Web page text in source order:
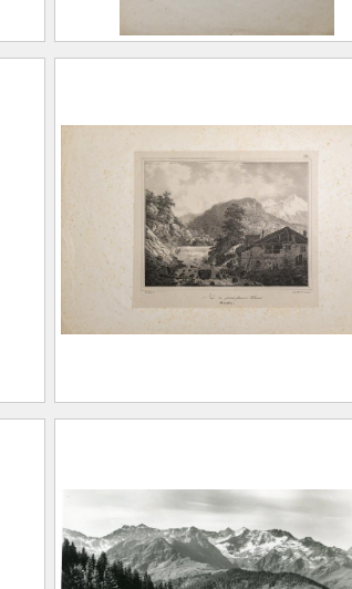
2e Vue du grand glacier à
BLÉRY, Eugène (1805 –
1887)
GAUGAIN, Henri
976.1.51
3e Vue du grand glacier à
BLÉRY, Eugène (1805 –
1887)
GAUGAIN, Henri